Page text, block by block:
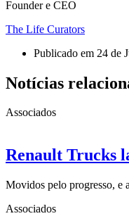
Founder e CEO
The Life Curators
Publicado em 24 de
Notícias
Associados
Renault Trucks
Movidos pelo progresso, e
Associados